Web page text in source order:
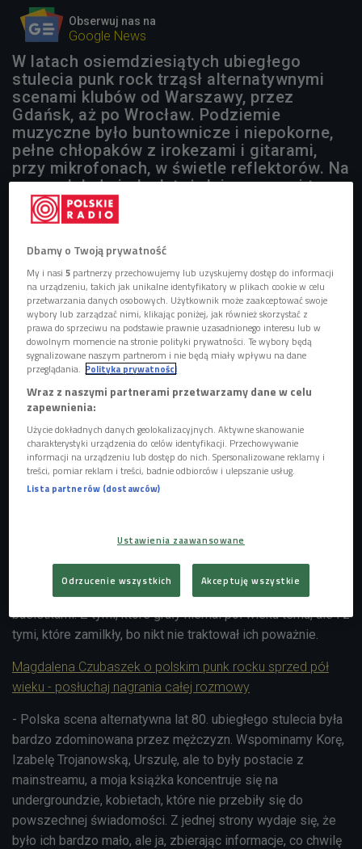
Obserwuj nas na
Google News
W latach osiemdziesiątych ubiegłego
stulecia punk rock trząsł alternatywnymi
scenami klubów od Warszawy, przez
Gdańsk, aż po Wrocław. Podziemie
muzyczne było buntownicze i niepokorne,
pełne chłopaków z irokezami i gitarami,
przy mikrofonach, w świetle reflektorów. Na
scenach były jednak też dziewczyny, i to
ich śladem ruszyła Magdalena Czubaszek,
odsłuchiwała koncerty nagrane na
recenzje na mikrofilmach i stworzyła
książkę pt. "Będziesz wrzeszczeć".
wrzeszczeć. Dziewczyny na polskiej scenie alternatywnej
Rozmawiała z wokalistkami, pianistkami,
basistkami. Z tymi, które grały niemal pół wieku temu, ale i z
tymi, które zamilkły, bo nikt nie traktował ich poważnie.
Magdalena Czubaszek o polskim punk rocku sprzed pół
wieku - posłuchaj nagrania całej rozmowy
- Polska scena alternatywna lat 80. ubiegłego stulecia była
bardzo zdominowana przez mężczyzn. Wspominamy Korę,
Izabelę Trojanowską, Urszulę, ale to były postacie z
mainstreamu, a moja książka koncentruje się na
undergroundzie, kobietach, które nie przebiły się do
powszechnej świadomości. Z jednej strony wydaje się, że
było ich bardzo mało, ale ja, zbierając informacje, co chwilę
Dbamy o Twoją prywatność
My i nasi5 partnerzy przechowujemy lub uzyskujemy dostęp do informacji
na urządzeniu, takich jak unikalne identyfikatory w plikach cookie w celu
przetwarzania danych osobowych. Użytkownik może zaakceptować swoje
wybory lub zarządzać nimi, klikając poniżej, jak również skorzystać z
prawa do sprzeciwu na podstawie prawnie uzasadnionego interesu lub w
dowolnym momencie na stronie polityki prywatności. Te wybory będą
sygnalizowane naszym partnerom i nie będą miały wpływu na dane
przeglądania. Polityka prywatności
Wraz z naszymi partnerami przetwarzamy dane w celu
zapewnienia:
Użycie dokładnych danych geolokalizacyjnych. Aktywne skanowanie
charakterystyki urządzenia do celów identyfikacji. Przechowywanie
informacji na urządzeniu lub dostęp do nich. Spersonalizowane reklamy i
treści, pomiar reklam i treści, badnie odbiorców i ulepszanie usług.
Lista partnerów (dostawców)
Ustawienia zaawansowane
Odrzucenie wszystkich Akceptuję wszystkie